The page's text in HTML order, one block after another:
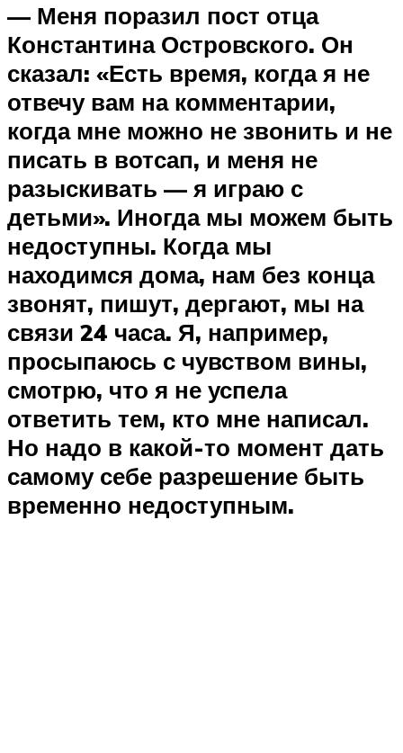
— Меня поразил пост отца
Константина Островского. Он
сказал: «Есть время, когда я не
отвечу вам на комментарии,
когда мне можно не звонить и не
писать в вотсап, и меня не
разыскивать — я играю с
детьми». Иногда мы можем быть
недоступны. Когда мы
находимся дома, нам без конца
звонят, пишут, дергают, мы на
связи 24 часа. Я, например,
просыпаюсь с чувством вины,
смотрю, что я не успела
ответить тем, кто мне написал.
Но надо в какой-то момент дать
самому себе разрешение быть
временно недоступным.